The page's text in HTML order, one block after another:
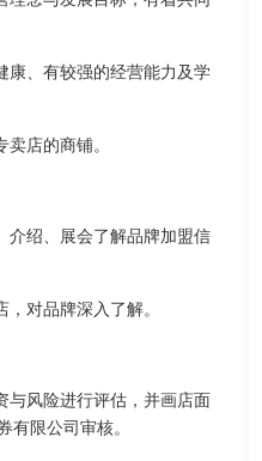
康、有较强的经营能力及学
店的商铺。
介绍、展会了解品牌加盟信
对品牌深入了解。
与风险进行评估，并画店面
有限公司审核。